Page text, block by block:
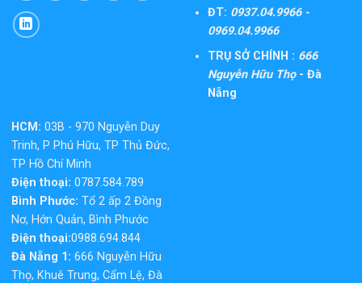
ĐT: 0937.04.9966 -
0969.04.9966
TRỤ SỞ CHÍNH : 666
Nguyễn Hữu Thọ- Đà
Nẵng
HCM: 03B - 970 Nguyễn Duy
Trinh, P Phú Hữu, TP Thủ Đức,
TP Hồ Chí Minh
Điện thoại: 0787.584.789
Bình Phước: Tổ 2 ấp 2 Đồng
Nơ, Hớn Quản, Bình Phước
Điện thoại:0988.694.844
Đà Nẵng 1: 666 Nguyễn Hữu
Thọ, Khuê Trung, Cẩm Lệ, Đà